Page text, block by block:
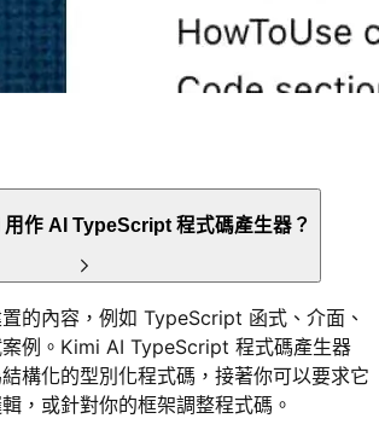
作 AI TypeScript 程式碼產生器？
的內容，例如 TypeScript 函式、介面、
例。Kimi AI TypeScript 程式碼產生器
構化的型別化程式碼，接著你可以要求它
，或針對你的框架調整程式碼。